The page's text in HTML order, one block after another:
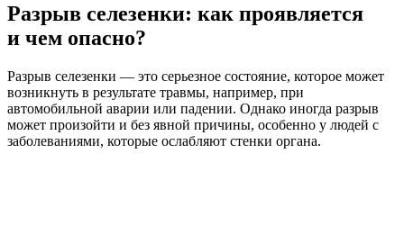
Разрыв селезенки: как проявляется
и чем опасно?
Разрыв селезенки — это серьезное состояние, которое может
возникнуть в результате травмы, например, при
автомобильной аварии или падении. Однако иногда разрыв
может произойти и без явной причины, особенно у людей с
заболеваниями, которые ослабляют стенки органа.